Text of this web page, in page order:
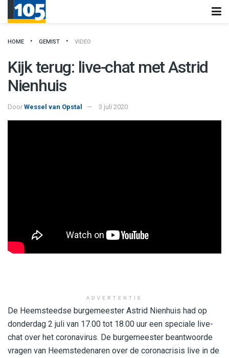
HOME GEMIST VIDEO
Kijk terug: live-chat met Astrid
Nienhuis
Door Wessel van Opstal 3 juli 2020
ADVERTENTIE
De Heemsteedse burgemeester Astrid Nienhuis had op
donderdag 2 juli van 17.00 tot 18.00 uur een speciale live-
chat over het coronavirus. De burgemeester beantwoorde
vragen van Heemstedenaren over de coronacrisis live in de